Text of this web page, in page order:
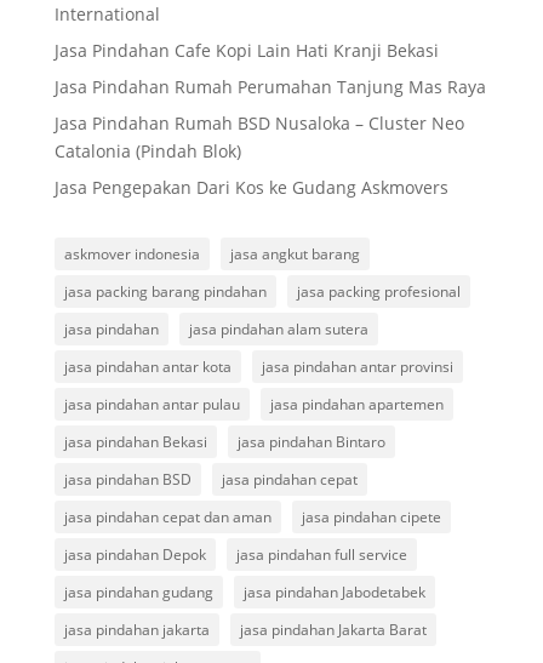
International
Jasa Pindahan Cafe Kopi Lain Hati Kranji Bekasi
Jasa Pindahan Rumah Perumahan Tanjung Mas Raya
Jasa Pindahan Rumah BSD Nusaloka – Cluster Neo
Catalonia (Pindah Blok)
Jasa Pengepakan Dari Kos ke Gudang Askmovers
askmover indonesia
jasa angkut barang
jasa packing barang pindahan
jasa packing profesional
jasa pindahan
jasa pindahan alam sutera
jasa pindahan antar kota
jasa pindahan antar provinsi
jasa pindahan antar pulau
jasa pindahan apartemen
jasa pindahan Bekasi
jasa pindahan Bintaro
jasa pindahan BSD
jasa pindahan cepat
jasa pindahan cepat dan aman
jasa pindahan cipete
jasa pindahan Depok
jasa pindahan full service
jasa pindahan gudang
jasa pindahan Jabodetabek
jasa pindahan jakarta
jasa pindahan Jakarta Barat